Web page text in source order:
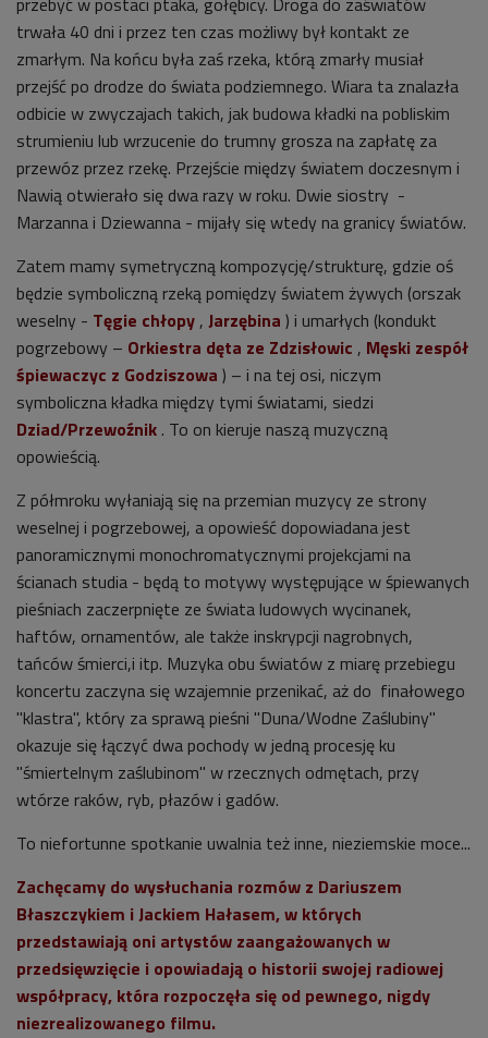
trwała 40 dni i przez ten czas możliwy był kontakt ze
zmarłym. Na końcu była zaś rzeka, którą zmarły musiał
przejść po drodze do świata podziemnego. Wiara ta znalazła
odbicie w zwyczajach takich, jak budowa kładki na pobliskim
strumieniu lub wrzucenie do trumny grosza na zapłatę za
przewóz przez rzekę. Przejście między światem doczesnym i
Nawią otwierało się dwa razy w roku. Dwie siostry -
Marzanna i Dziewanna - mijały się wtedy na granicy światów.
Zatem mamy symetryczną kompozycję/strukturę, gdzie oś
będzie symboliczną rzeką pomiędzy światem żywych (orszak
weselny - Tęgie chłopy , Jarzębina ) i umarłych (kondukt
pogrzebowy – Orkiestra dęta ze Zdzisłowic , Męski zespół
śpiewaczyc z Godziszowa ) – i na tej osi, niczym
symboliczna kładka między tymi światami, siedzi
Dziad/Przewoźnik . To on kieruje naszą muzyczną
opowieścią.
Z półmroku wyłaniają się na przemian muzycy ze strony
weselnej i pogrzebowej, a opowieść dopowiadana jest
panoramicznymi monochromatycznymi projekcjami na
ścianach studia - będą to motywy występujące w śpiewanych
pieśniach zaczerpnięte ze świata ludowych wycinanek,
haftów, ornamentów, ale także inskrypcji nagrobnych,
tańców śmierci,i itp. Muzyka obu światów z miarę przebiegu
koncertu zaczyna się wzajemnie przenikać, aż do finałowego
"klastra", który za sprawą pieśni "Duna/Wodne Zaślubiny"
okazuje się łączyć dwa pochody w jedną procesję ku
"śmiertelnym zaślubinom" w rzecznych odmętach, przy
wtórze raków, ryb, płazów i gadów.
To niefortunne spotkanie uwalnia też inne, nieziemskie moce...
Zachęcamy do wysłuchania rozmów z Dariuszem
Błaszczykiem i Jackiem Hałasem, w których
przedstawiają oni artystów zaangażowanych w
przedsięwzięcie i opowiadają o historii swojej radiowej
współpracy, która rozpoczęła się od pewnego, nigdy
niezrealizowanego filmu.